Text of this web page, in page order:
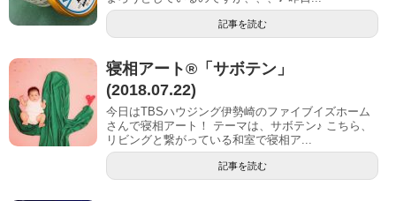
記事を読む
寝相アート®︎「サボテン」
(2018.07.22)
今日はTBSハウジング伊勢崎のファイブイズホーム
さんで寝相アート！ テーマは、サボテン♪ こちら、
リビングと繋がっている和室で寝相ア...
記事を読む